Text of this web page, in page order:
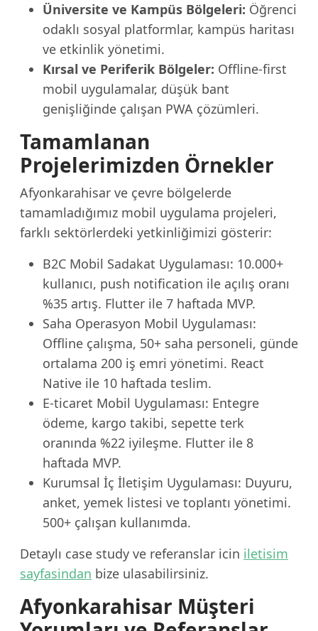
Üniversite ve Kampüs Bölgeleri: Öğrenci
odaklı sosyal platformlar, kampüs haritası
ve etkinlik yönetimi.
Kırsal ve Periferik Bölgeler: Offline-first
mobil uygulamalar, düşük bant
genişliğinde çalışan PWA çözümleri.
Tamamlanan
Projelerimizden Örnekler
Afyonkarahisar ve çevre bölgelerde
tamamladığımız mobil uygulama projeleri,
farklı sektörlerdeki yetkinliğimizi gösterir:
B2C Mobil Sadakat Uygulaması: 10.000+
kullanıcı, push notification ile açılış oranı
%35 artış. Flutter ile 7 haftada MVP.
Saha Operasyon Mobil Uygulaması:
Offline çalışma, 50+ saha personeli, günde
ortalama 200 iş emri yönetimi. React
Native ile 10 haftada teslim.
E-ticaret Mobil Uygulaması: Entegre
ödeme, kargo takibi, sepette terk
oranında %22 iyileşme. Flutter ile 8
haftada MVP.
Kurumsal İç İletişim Uygulaması: Duyuru,
anket, yemek listesi ve toplantı yönetimi.
500+ çalışan kullanımda.
Detaylı case study ve referanslar icin iletisim
sayfasindan bize ulasabilirsiniz.
Afyonkarahisar Müşteri